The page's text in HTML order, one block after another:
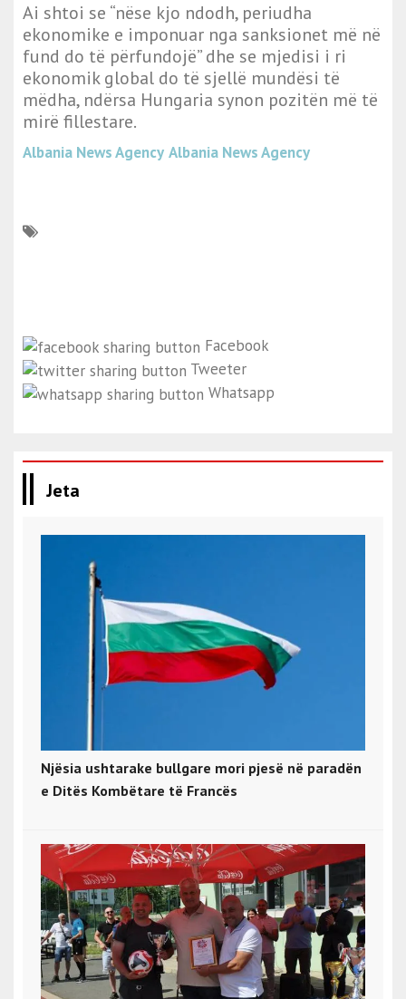
Ai shtoi se “nëse kjo ndodh, periudha
ekonomike e imponuar nga sanksionet më në
fund do të përfundojë” dhe se mjedisi i ri
ekonomik global do të sjellë mundësi të
mëdha, ndërsa Hungaria synon pozitën më të
mirë fillestare.
Albania News Agency Albania News Agency
Facebook
Tweeter
Whatsapp
Jeta
Njësia ushtarake bullgare mori pjesë në paradën
e Ditës Kombëtare të Francës